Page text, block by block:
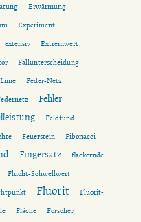
Erwärmung
Experiment
extensiv
Extremwert
Fallunterscheidung
Feder-Netz
Fehler
Feldfund
Feuerstein
Fibonacci-
Fingersatz
flackernde
Flucht-Schwellwert
Fluorit
Fluorit-
Fläche Forscher